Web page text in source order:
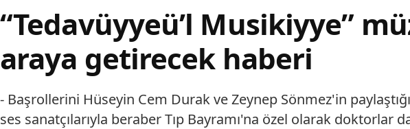
“Tedavüyyeü’l Musikiyye”
araya getirecek haberi
- Başrollerini Hüseyin Cem Durak ve Zeynep Sönmez'in
ses sanatçılarıyla beraber Tıp Bayramı'na özel olarak doktorlar